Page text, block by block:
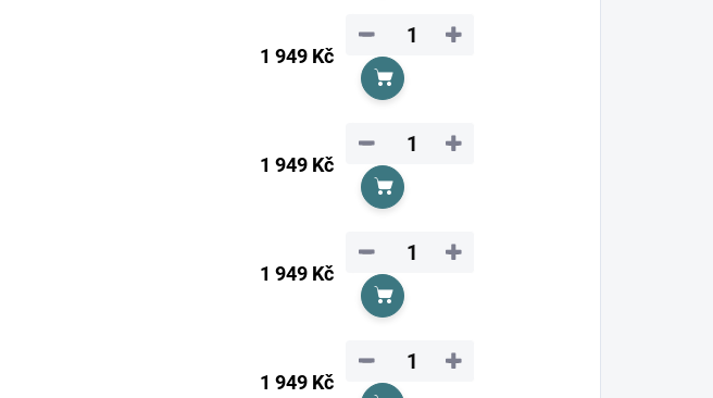
1 949 Kč
+
−
Do košíku
1 949 Kč
+
−
Do košíku
1 949 Kč
+
−
Do košíku
1 949 Kč
+
−